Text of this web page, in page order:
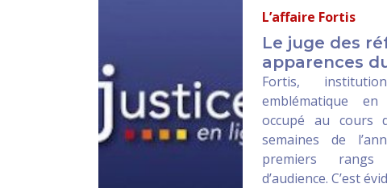
L’affaire Fortis
Le juge des
apparences
Fortis,
emblématique
occupé au cours
semaines de
premiers
d’audience. C’est